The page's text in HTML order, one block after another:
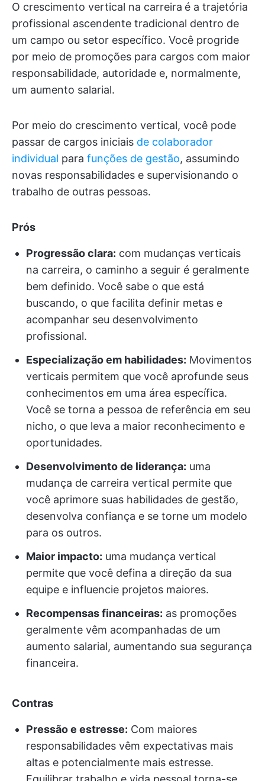
O crescimento vertical na carreira é a trajetória
profissional ascendente tradicional dentro de
um campo ou setor específico. Você progride
por meio de promoções para cargos com maior
responsabilidade, autoridade e, normalmente,
um aumento salarial.
Por meio do crescimento vertical, você pode
passar de cargos iniciais de colaborador
individual para funções de gestão, assumindo
novas responsabilidades e supervisionando o
trabalho de outras pessoas.
Prós
Progressão clara: com mudanças verticais
na carreira, o caminho a seguir é geralmente
bem definido. Você sabe o que está
buscando, o que facilita definir metas e
acompanhar seu desenvolvimento
profissional.
Especialização em habilidades: Movimentos
verticais permitem que você aprofunde seus
conhecimentos em uma área específica.
Você se torna a pessoa de referência em seu
nicho, o que leva a maior reconhecimento e
oportunidades.
Desenvolvimento de liderança: uma
mudança de carreira vertical permite que
você aprimore suas habilidades de gestão,
desenvolva confiança e se torne um modelo
para os outros.
Maior impacto: uma mudança vertical
permite que você defina a direção da sua
equipe e influencie projetos maiores.
Recompensas financeiras: as promoções
geralmente vêm acompanhadas de um
aumento salarial, aumentando sua segurança
financeira.
Contras
Pressão e estresse: Com maiores
responsabilidades vêm expectativas mais
altas e potencialmente mais estresse.